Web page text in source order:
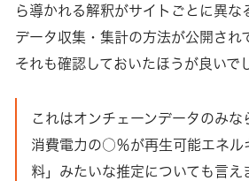
ら導かれる解釈がサイトごとに異な
データ収集・集計の方法が公開され
それも確認しておいたほうが良いで
これはオンチェーンデータのみな
消費電力の○％が再生可能エネ
料」みたいな推定についても言え